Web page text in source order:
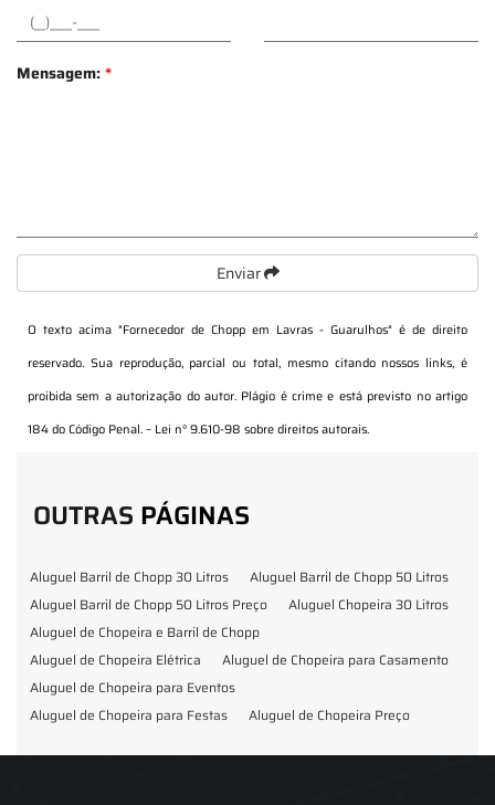
Mensagem:*
Enviar
O texto acima "Fornecedor de Chopp em Lavras - Guarulhos" é de direito
reservado. Sua reprodução, parcial ou total, mesmo citando nossos links, é
proibida sem a autorização do autor. Plágio é crime e está previsto no artigo
184 do Código Penal. – Lei n° 9.610-98 sobre direitos autorais.
OUTRAS PÁGINAS
Aluguel Barril de Chopp 30 Litros
Aluguel Barril de Chopp 50 Litros
Aluguel Barril de Chopp 50 Litros Preço
Aluguel Chopeira 30 Litros
Aluguel de Chopeira e Barril de Chopp
Aluguel de Chopeira Elétrica
Aluguel de Chopeira para Casamento
Aluguel de Chopeira para Eventos
Aluguel de Chopeira para Festas
Aluguel de Chopeira Preço